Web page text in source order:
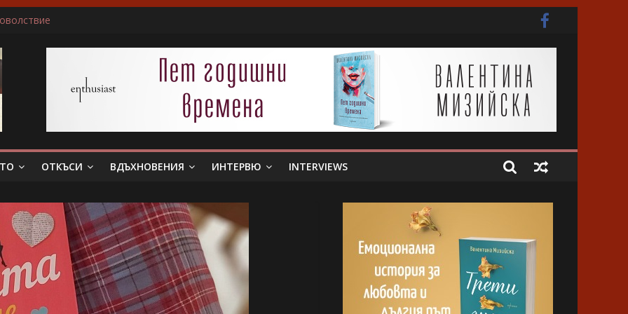
беше истински съпруг…”
Слава богу, отговори той…”
всяка сцена преживявам силно, както ако ми се случва в живота
ОТКЪСИ ВДЪХНОВЕНИЯ ИНТЕРВЮ INTERVIEWS